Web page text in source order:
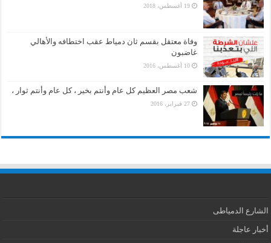
19 أغسطس، 2018
وفاة معتقل بقسم ثان دمياط عقب اختطافه والأهالي
غاضبون
10 أغسطس، 2016
شعب مصر العظيم كل عام وأنتم بخير ، كل عام وأنتم ثوار ،
27 فبراير، 2016
الشارع الدمياطى
أخبار عاجلة